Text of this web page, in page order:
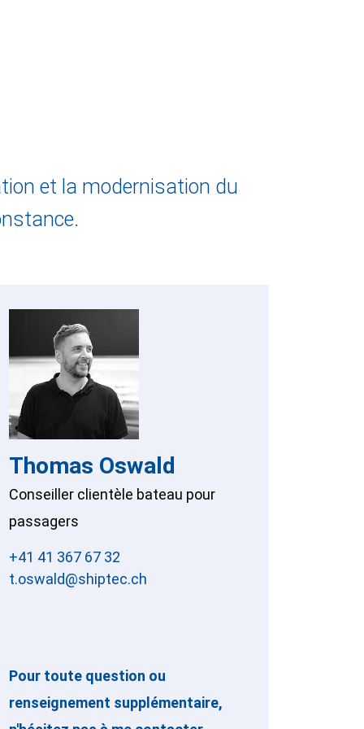
et la modernisation du
Thomas Oswald
Conseiller clientèle bateau pour
passagers
+41 41 367 67 32
t.oswald@shiptec.ch
Pour toute question ou
renseignement supplémentaire,